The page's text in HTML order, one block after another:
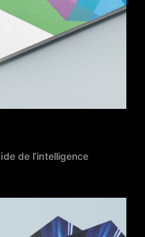
de l’intelligence